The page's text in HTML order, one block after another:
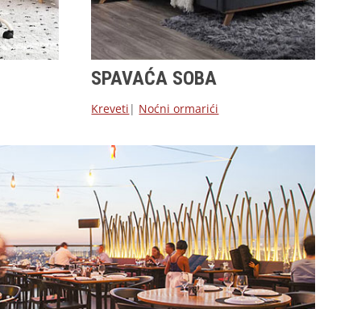
SPAVAĆA SOBA
Kreveti | Noćni ormarići